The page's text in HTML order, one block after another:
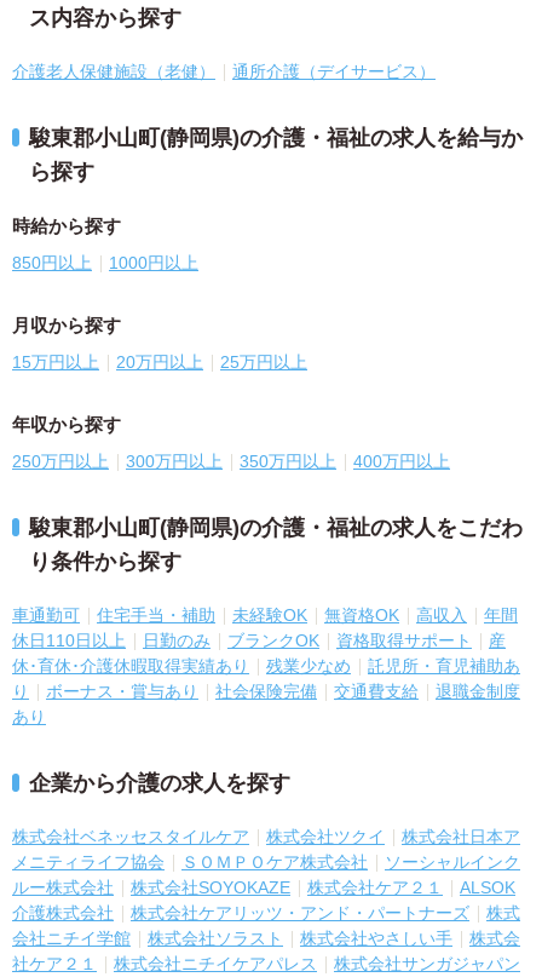
ス内容から探す
介護老人保健施設（老健） 通所介護（デイサービス）
駿東郡小山町(静岡県)の介護・福祉の求人を給与か
ら探す
時給から探す
850円以上 1000円以上
月収から探す
15万円以上 20万円以上 25万円以上
年収から探す
250万円以上 300万円以上 350万円以上 400万円以上
駿東郡小山町(静岡県)の介護・福祉の求人をこだわ
り条件から探す
車通勤可 住宅手当・補助 未経験OK 無資格OK 高収入
年間
休日110日以上
日勤のみ ブランクOK 資格取得サポート
産
休･育休･介護休暇取得実績あり
残業少なめ
託児所・育児補助あ
り
ボーナス・賞与あり 社会保険完備 交通費支給
退職金制度
あり
企業から介護の求人を探す
株式会社ベネッセスタイルケア 株式会社ツクイ
株式会社日本ア
メニティライフ協会
ＳＯＭＰＯケア株式会社
ソーシャルインク
ルー株式会社
株式会社SOYOKAZE 株式会社ケア２１
ALSOK
介護株式会社
株式会社ケアリッツ・アンド・パートナーズ
株式
会社ニチイ学館
株式会社ソラスト 株式会社やさしい手
株式会
社ケア２１
株式会社ニチイケアパレス
株式会社サンガジャパン